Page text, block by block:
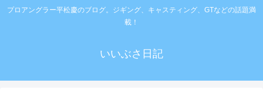
プロアングラー平松慶のブログ。ジギング、キャスティング、GTなどの話題満
載！
いいぶさ日記